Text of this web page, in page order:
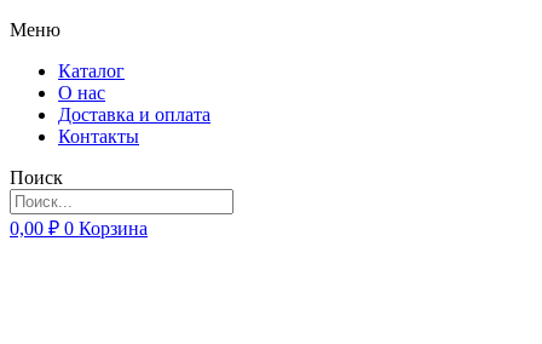
Меню
Каталог
О нас
Доставка и оплата
Контакты
Поиск
0,00 ₽ 0 Корзина